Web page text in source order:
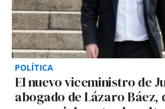
POLÍTICA
El nuevo viceministro de
abogado de Lázaro Báez,